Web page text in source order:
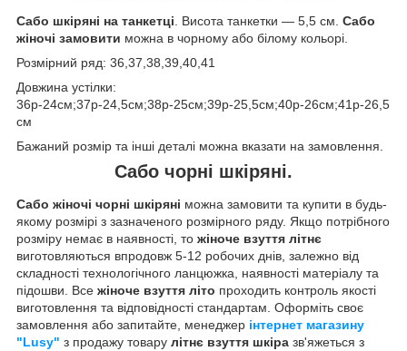
Сабо шкіряні на танкетці. Висота танкетки — 5,5 см. Сабо
жіночі замовити можна в чорному або білому кольорі.
Розмірний ряд: 36,37,38,39,40,41
Довжина устілки:
36р-24см;37р-24,5см;38р-25см;39р-25,5см;40р-26см;41р-26,5
см
Бажаний розмір та інші деталі можна вказати на замовлення.
Сабо чорні шкіряні.
Сабо жіночі чорні шкіряні можна замовити та купити в будь-
якому розмірі з зазначеного розмірного ряду. Якщо потрібного
розміру немає в наявності, то жіноче взуття літнє
виготовляються впродовж 5-12 робочих днів, залежно від
складності технологічного ланцюжка, наявності матеріалу та
підошви. Все жіноче взуття літо проходить контроль якості
виготовлення та відповідності стандартам. Оформіть своє
замовлення або запитайте, менеджер інтернет магазину
"Lusy" з продажу товару літнє взуття шкіра зв'яжеться з